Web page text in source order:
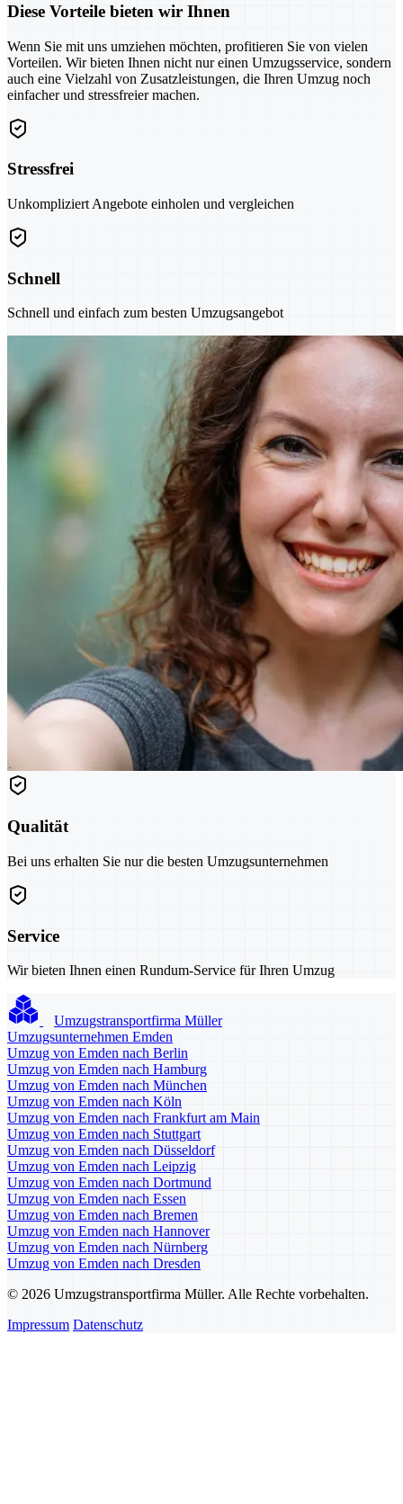
Diese Vorteile bieten wir Ihnen
Wenn Sie mit uns umziehen möchten, profitieren Sie von vielen
Vorteilen. Wir bieten Ihnen nicht nur einen Umzugsservice, sondern
auch eine Vielzahl von Zusatzleistungen, die Ihren Umzug noch
einfacher und stressfreier machen.
Stressfrei
Unkompliziert Angebote einholen und vergleichen
Schnell
Schnell und einfach zum besten Umzugsangebot
Qualität
Bei uns erhalten Sie nur die besten Umzugsunternehmen
Service
Wir bieten Ihnen einen Rundum-Service für Ihren Umzug
Umzugstransportfirma Müller
Umzugsunternehmen Emden
Umzug von Emden nach Berlin
Umzug von Emden nach Hamburg
Umzug von Emden nach München
Umzug von Emden nach Köln
Umzug von Emden nach Frankfurt am Main
Umzug von Emden nach Stuttgart
Umzug von Emden nach Düsseldorf
Umzug von Emden nach Leipzig
Umzug von Emden nach Dortmund
Umzug von Emden nach Essen
Umzug von Emden nach Bremen
Umzug von Emden nach Hannover
Umzug von Emden nach Nürnberg
Umzug von Emden nach Dresden
© 2026 Umzugstransportfirma Müller. Alle Rechte vorbehalten.
Impressum Datenschutz